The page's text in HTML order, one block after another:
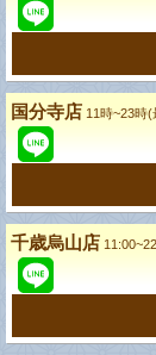
国分寺店 11時~23時
千歳烏山店